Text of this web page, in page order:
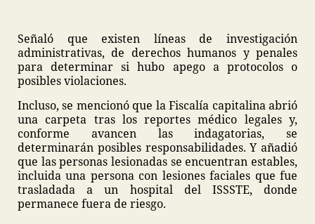
Señaló que existen líneas de investigación
administrativas, de derechos humanos y penales
para determinar si hubo apego a protocolos o
posibles violaciones.
Incluso, se mencionó que la Fiscalía capitalina abrió
una carpeta tras los reportes médico legales y,
conforme avancen las indagatorias, se
determinarán posibles responsabilidades. Y añadió
que las personas lesionadas se encuentran estables,
incluida una persona con lesiones faciales que fue
trasladada a un hospital del ISSSTE, donde
permanece fuera de riesgo.